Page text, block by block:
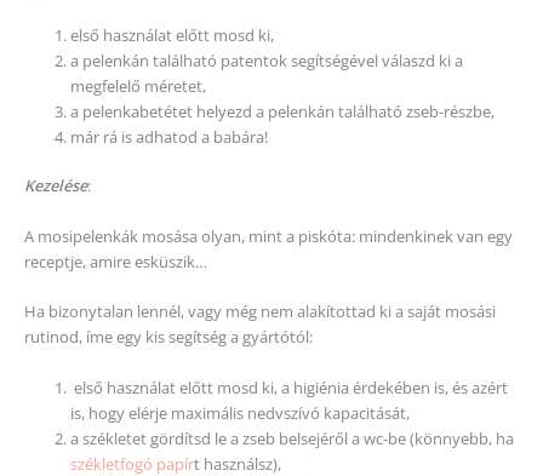
első használat előtt mosd ki,
a pelenkán található patentok segítségével válaszd ki a
megfelelő méretet,
a pelenkabetétet helyezd a pelenkán található zseb-részbe,
már rá is adhatod a babára!
Kezelése:
A mosipelenkák mosása olyan, mint a piskóta: mindenkinek van egy
receptje, amire esküszik…
Ha bizonytalan lennél, vagy még nem alakítottad ki a saját mosási
rutinod, íme egy kis segítség a gyártótól:
első használat előtt mosd ki, a higiénia érdekében is, és azért
is, hogy elérje maximális nedvszívó kapacitását,
a székletet gördítsd le a zseb belsejéről a wc-be (könnyebb, ha
székletfogó papírt használsz),